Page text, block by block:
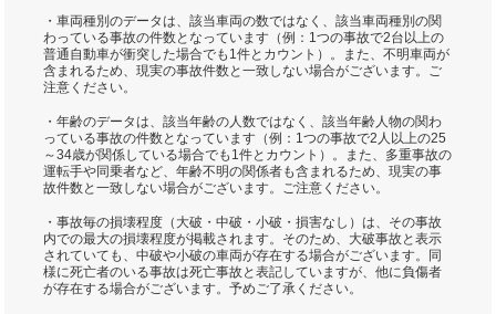
・車両種別のデータは、該当車両の数ではなく、該当車両種別の関
わっている事故の件数となっています（例：1つの事故で2台以上の
普通自動車が衝突した場合でも1件とカウント）。また、不明車両が
含まれるため、現実の事故件数と一致しない場合がございます。ご
注意ください。
・年齢のデータは、該当年齢の人数ではなく、該当年齢人物の関わ
っている事故の件数となっています（例：1つの事故で2人以上の25
～34歳が関係している場合でも1件とカウント）。また、多重事故の
運転手や同乗者など、年齢不明の関係者も含まれるため、現実の事
故件数と一致しない場合がございます。ご注意ください。
・事故毎の損壊程度（大破・中破・小破・損害なし）は、その事故
内での最大の損壊程度が掲載されます。そのため、大破事故と表示
されていても、中破や小破の車両が存在する場合がございます。同
様に死亡者のいる事故は死亡事故と表記していますが、他に負傷者
が存在する場合がございます。予めご了承ください。